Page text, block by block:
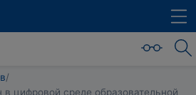
/
в цифровой среде образовательной